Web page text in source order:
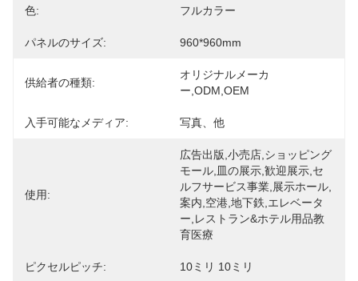
色: フルカラー
パネルのサイズ: 960*960mm
供給者の種類:
オリジナルメーカ
ー,ODM,OEM
入手可能なメディア: 写真、他
使用:
広告出版,小売店,ショッピング
モール,皿の展示,歓迎展示,セ
ルフサービス事業,展示ホール,
案内,空港,地下鉄,エレベータ
ー,レストラン&ホテル用品教
育医療
ピクセルピッチ: 10ミリ 10ミリ